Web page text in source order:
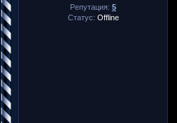
Репутация: 5
Статус: Offline